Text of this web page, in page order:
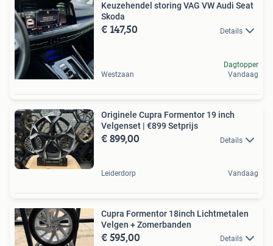
Keuzehendel storing VAG VW Audi Seat
Skoda
€ 147,50 Details
Westzaan
Dagtopper
Vandaag
Originele Cupra Formentor 19 inch
Velgenset | €899 Setprijs
€ 899,00 Details
Leiderdorp Vandaag
Cupra Formentor 18inch Lichtmetalen
Velgen + Zomerbanden
€ 595,00 Details